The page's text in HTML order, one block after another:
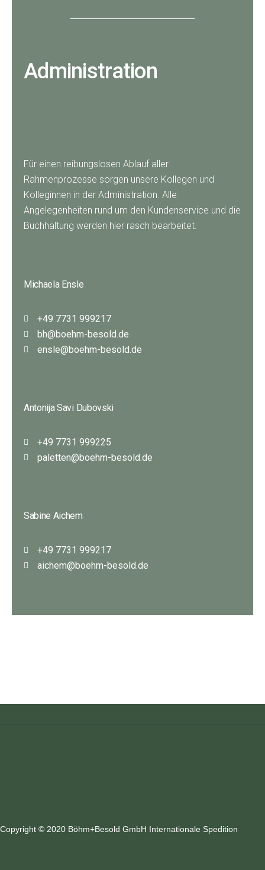
Administration
Für einen reibungslosen Ablauf aller
Rahmenprozesse sorgen unsere Kollegen und
Kolleginnen in der Administration. Alle
Angelegenheiten rund um den Kundenservice und die
Buchhaltung werden hier rasch bearbeitet.
Michaela Ensle
+49 7731 999217
bh@boehm-besold.de
ensle@boehm-besold.de
Antonija Savi Dubovski
+49 7731 999225
paletten@boehm-besold.de
Sabine Aichem
+49 7731 999217
aichem@boehm-besold.de
Copyright © 2020 Böhm+Besold GmbH Internationale Spedition